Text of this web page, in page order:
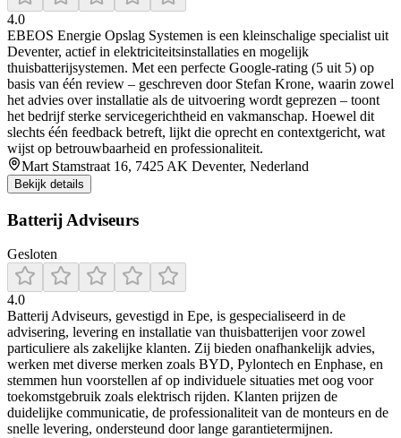
4.0
EBEOS Energie Opslag Systemen is een kleinschalige specialist uit
Deventer, actief in elektriciteitsinstallaties en mogelijk
thuisbatterijsystemen. Met een perfecte Google-rating (5 uit 5) op
basis van één review – geschreven door Stefan Krone, waarin zowel
het advies over installatie als de uitvoering wordt geprezen – toont
het bedrijf sterke servicegerichtheid en vakmanschap. Hoewel dit
slechts één feedback betreft, lijkt die oprecht en contextgericht, wat
wijst op betrouwbaarheid en professionaliteit.
Mart Stamstraat 16, 7425 AK Deventer, Nederland
Bekijk details
Batterij Adviseurs
Gesloten
4.0
Batterij Adviseurs, gevestigd in Epe, is gespecialiseerd in de
advisering, levering en installatie van thuisbatterijen voor zowel
particuliere als zakelijke klanten. Zij bieden onafhankelijk advies,
werken met diverse merken zoals BYD, Pylontech en Enphase, en
stemmen hun voorstellen af op individuele situaties met oog voor
toekomstgebruik zoals elektrisch rijden. Klanten prijzen de
duidelijke communicatie, de professionaliteit van de monteurs en de
snelle levering, ondersteund door lange garantietermijnen.